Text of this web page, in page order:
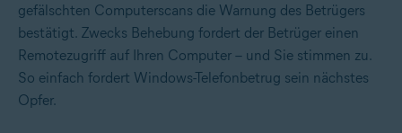
gefälschten Computerscans die Warnung des Betrügers
bestätigt. Zwecks Behebung fordert der Betrüger einen
Remotezugriff auf Ihren Computer – und Sie stimmen zu.
So einfach fordert Windows-Telefonbetrug sein nächstes
Opfer.